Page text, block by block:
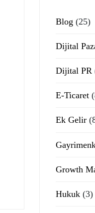
Blog (25)
Dijital
Dijital PR
E-Ticaret
Ek Gelir
Growth
Hukuk (3)